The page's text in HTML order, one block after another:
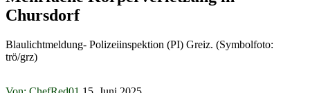
Chursdorf
Blaulichtmeldung- Polizeiinspektion (PI) Greiz. (Symbolfoto:
trö/grz)